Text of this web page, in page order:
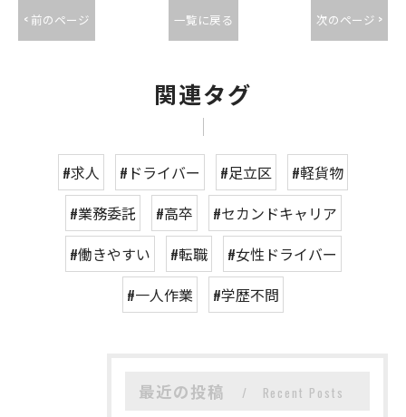
< 前のページ 一覧に戻る 次のページ >
関連タグ
#求人 #ドライバー #足立区
#軽貨物
#業務委託
#高卒
#セカンドキャリア
#働きやすい
#転職
#女性ドライバー
#一人作業
#学歴不問
最近の投稿 Recent Posts